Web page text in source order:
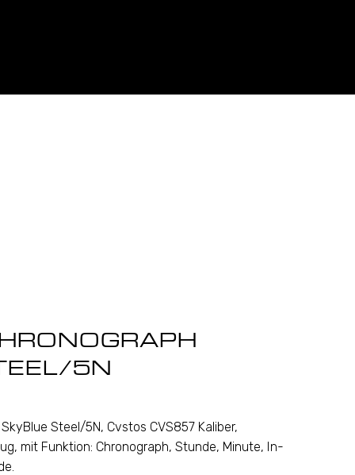
5N
Steel/5N, Cvstos CVS857 Kaliber,
mit Funktion: Chronograph, Stunde, Minute, In-